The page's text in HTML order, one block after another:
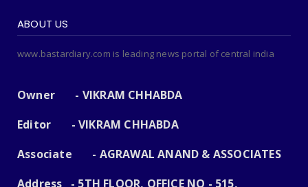
ABOUT US
www.bastardiary.com is leading news portal of central india
Owner - VIKRAM CHHABDA
Editor - VIKRAM CHHABDA
Associate - AGRAWAL ANAND & ASSOCIATES
Address - 5TH FLOOR, OFFICE NO - 515,